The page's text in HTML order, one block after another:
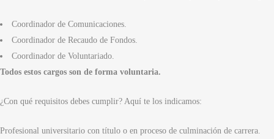
Coordinador de Comunicaciones.
Coordinador de Recaudo de Fondos.
Coordinador de Voluntariado.
Todos estos cargos son de forma voluntaria.
¿Con qué requisitos debes cumplir? Aquí te los indicamos:
Profesional universitario con título o en proceso de culminación de carrera.